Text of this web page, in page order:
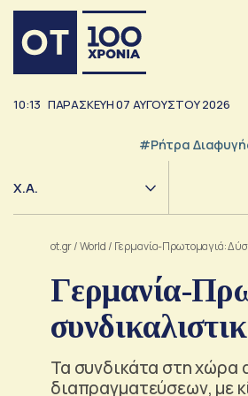
10:13 ΠΑΡΑΣΚΕΥΗ07 ΑΥΓΟΥΣΤΟΥ2026
#ρήτρα
Χ.Α.
ot.gr/World / Γερμανία-Πρωτομαγιά:
Γερμανία-
Τα συνδικάτα στη χώρα
διαπραγματεύσεων, με